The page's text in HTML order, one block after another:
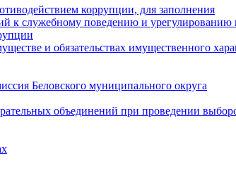
коррупции, для заполнения
к служебному поведению и урегулированию
и обязательствах имущественного
Беловского муниципального округа
объединений при проведении